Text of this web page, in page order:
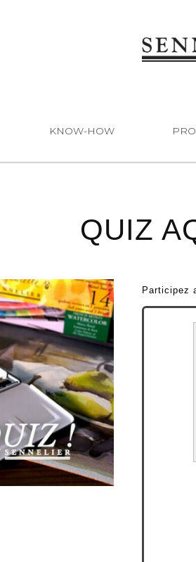
KNOW-HOW
QUIZ
Participez